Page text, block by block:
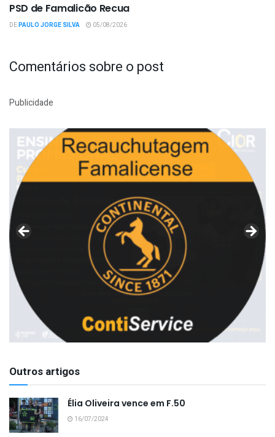
PSD de Famalicão Recua
DEPAULO JORGE SILVA 05/08/2026
Comentários sobre o post
Publicidade
Outros artigos
Élia Oliveira vence em F.50
16/07/2024